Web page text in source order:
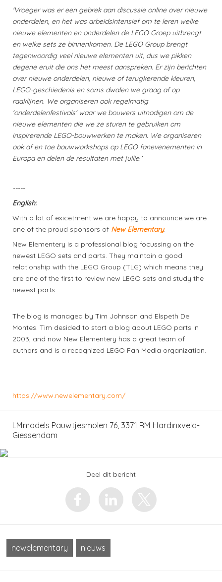
'Vroeger was er een gebrek aan discussie online over nieuwe
onderdelen, en het was arbeidsintensief om te leren welke
nieuwe elementen en onderdelen de LEGO Groep uitbrengt
en welke sets ze binnenkomen. De LEGO Group brengt
tegenwoordig veel nieuwe elementen uit, dus we pikken
degene eruit die ons het meest aanspreken. Er zijn berichten
over nieuwe onderdelen, nieuwe of terugkerende kleuren,
LEGO-geschiedenis en soms dwalen we graag af op
raaklijnen. We organiseren ook regelmatig
'onderdelenfestivals' waar we bouwers uitnodigen om de
nieuwe elementen die we ze sturen te gebruiken om
inspirerende LEGO-bouwwerken te maken. We organiseren
ook af en toe bouwworkshops op LEGO fanevenementen in
Europa en delen de resultaten met jullie.'
-----
English:
With a lot of exicetment we are happy to announce we are
one of the proud sponsors of New Elementary.
New Elementery is a professional blog focussing on the
newest LEGO sets and parts. They maintain a good
relationship with the LEGO Group (TLG) which means they
are one of the first to review new LEGO sets and study the
newest parts.
The blog is managed by Tim Johnson and Elspeth De
Montes. Tim desided to start a blog about LEGO parts in
2003, and now New Elementery has a great team of
authors and is a recognized LEGO Fan Media organization.
https://www.newelementary.com/
LMmodels Pauwtjesmolen 76, 3371 RM Hardinxveld-
Giessendam
Deel dit bericht
newelementary nieuws